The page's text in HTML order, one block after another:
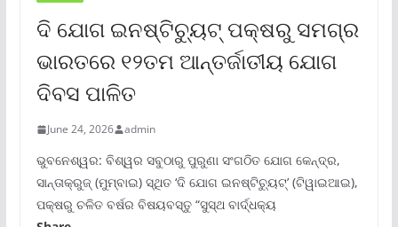
ଦି ଯୋଗ ଇନଷ୍ଟିଚ୍ୟୁଟ୍ ପକ୍ଷରୁ ସମଗ୍ର
ଭାରତରେ ୧୨ତମ ଆନ୍ତର୍ଜାତୀୟ ଯୋଗ
ଦିବସ ପାଳିତ
June 24, 2026 admin
ଭୁବନେଶ୍ୱର: ବିଶ୍ୱର ସବୁଠାରୁ ପୁରୁଣା ସଂଗଠିତ ଯୋଗ କେନ୍ଦ୍ର,
ସାନ୍ତାକ୍ରୁଜ୍ (ମୁମ୍ବାଇ) ସ୍ଥିତ ‘ଦି ଯୋଗ ଇନଷ୍ଟିଚ୍ୟୁଟ୍‌’ (ଟିୱାଇଆଇ),
ପକ୍ଷରୁ ଚଳିତ ବର୍ଷର ବିଷୟବସ୍ତୁ “ସୁସ୍ଥ ବାର୍ଦ୍ଧକ୍ୟ